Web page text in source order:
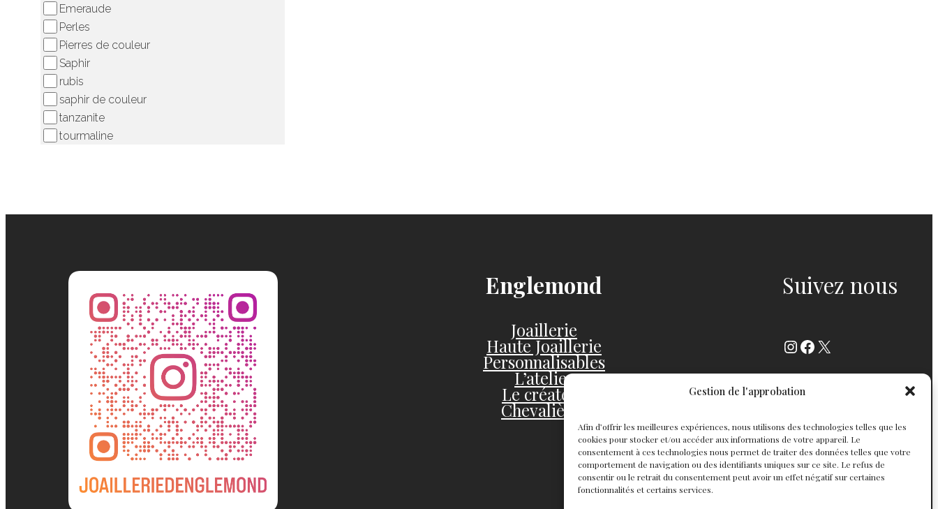
Gestion de l'approbation
Afin d’offrir les meilleures expériences, nous utilisons des technologies telles que les
cookies pour stocker et/ou accéder aux informations de votre appareil. Le
consentement à ces technologies nous permet de traiter des données telles que votre
comportement de navigation ou des identifiants uniques sur ce site. Le refus de
consentir ou le retrait du consentement peut avoir un effet négatif sur certaines
fonctionnalités et certains services.
Emeraude
Perles
Pierres de couleur
Saphir
rubis
saphir de couleur
tanzanite
tourmaline
Englemond
Joaillerie
Haute Joaillerie
Personnalisables
L’atelier
Le créateur
Chevalières
Suivez nous
Instagram
Facebook
X